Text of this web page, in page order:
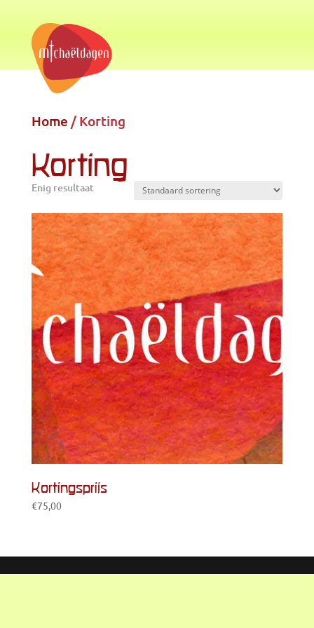
Home / Korting
Korting
Enig resultaat
Kortingsprijs
€75,00